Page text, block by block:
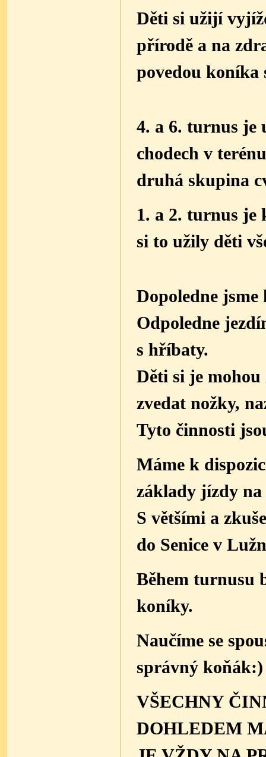
Děti si užijí
přírodě a na
povedou koníka
4. a 6. turnus je
chodech v
druhá skupina
1. a 2. turnus je
si to užily děti
Dopoledne
Odpoledne
s hříbaty.
Děti si je
zvedat nožky,
Tyto činnosti
Máme k
základy jízdy
S většími a
do Senice v
Během turnusu
koníky.
Naučíme se
správný
VŠECHNY
DOHLEDEM